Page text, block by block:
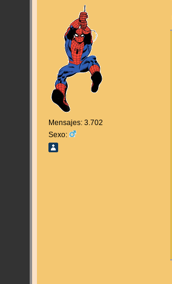
Mensajes: 3.702
Sexo: